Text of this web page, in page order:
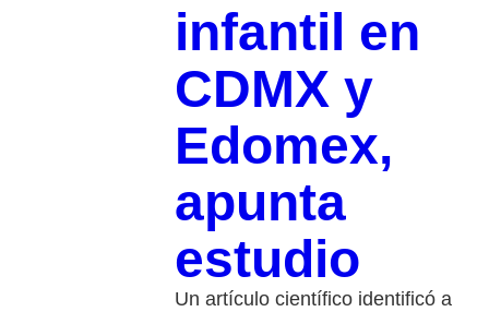
infantil en
CDMX y
Edomex,
apunta
estudio
Un artículo científico identificó a